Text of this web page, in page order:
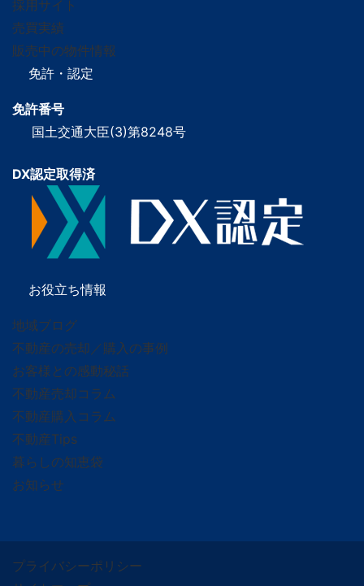
採用サイト
売買実績
販売中の物件情報
免許・認定
免許番号
国土交通大臣(3)第8248号
DX認定取得済
お役立ち情報
地域ブログ
不動産の売却／購入の事例
お客様との感動秘話
不動産売却コラム
不動産購入コラム
不動産Tips
暮らしの知恵袋
お知らせ
プライバシーポリシー